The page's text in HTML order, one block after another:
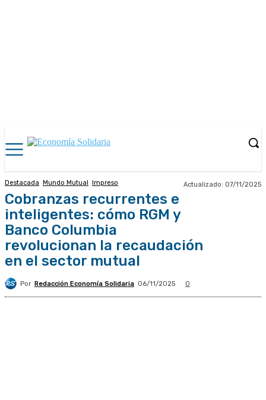
Destacada Mundo Mutual Impreso Actualizado: 07/11/2025
Cobranzas recurrentes e
inteligentes: cómo RGM y
Banco Columbia
revolucionan la recaudación
en el sector mutual
Por Redacción Economía Solidaria 06/11/2025 0